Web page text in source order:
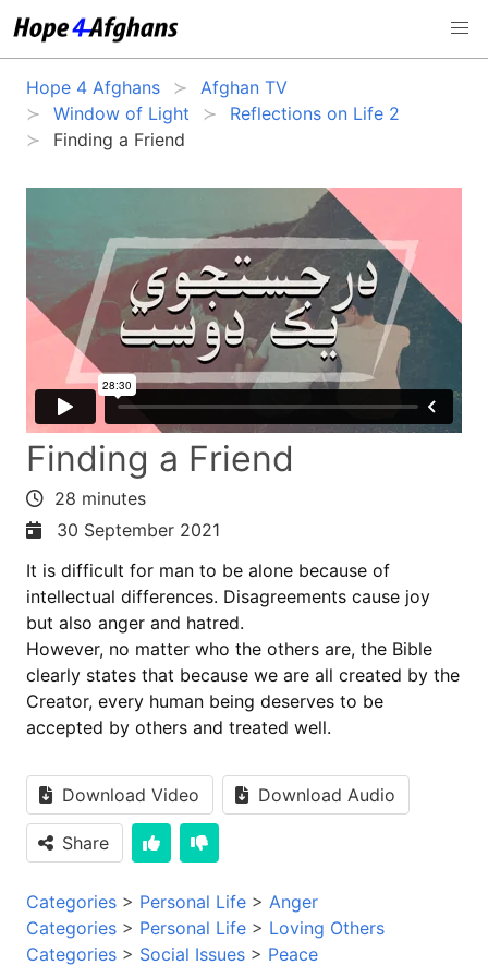
Hope 4 Afghans
Afghan TV
Window of Light
Reflections on Life 2
Finding a Friend
Finding a Friend
28 minutes
30 September 2021
It is difficult for man to be alone because of
intellectual differences. Disagreements cause joy
but also anger and hatred.
However, no matter who the others are, the Bible
clearly states that because we are all created by the
Creator, every human being deserves to be
accepted by others and treated well.
Download Video Download Audio
Share
Categories > Personal Life > Anger
Categories > Personal Life > Loving Others
Categories > Social Issues > Peace